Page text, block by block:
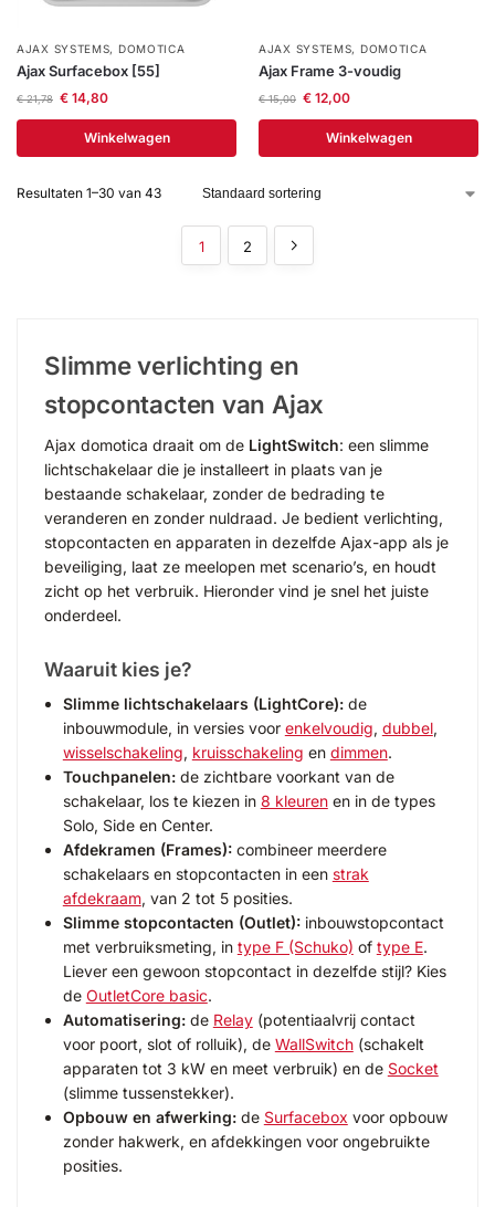
AJAX SYSTEMS, DOMOTICA
Ajax Surfacebox [55]
€21,78 €14,80
Winkelwagen
AJAX SYSTEMS, DOMOTICA
Ajax Frame 3-voudig
€15,00 €12,00
Winkelwagen
Resultaten 1–30 van 43
1 2
Slimme verlichting en
stopcontacten van Ajax
Ajax domotica draait om de LightSwitch: een slimme
lichtschakelaar die je installeert in plaats van je
bestaande schakelaar, zonder de bedrading te
veranderen en zonder nuldraad. Je bedient verlichting,
stopcontacten en apparaten in dezelfde Ajax-app als je
beveiliging, laat ze meelopen met scenario’s, en houdt
zicht op het verbruik. Hieronder vind je snel het juiste
onderdeel.
Waaruit kies je?
Slimme lichtschakelaars (LightCore):de
inbouwmodule, in versies voor enkelvoudig, dubbel,
wisselschakeling, kruisschakeling en dimmen.
Touchpanelen:de zichtbare voorkant van de
schakelaar, los te kiezen in 8 kleurenen in de types
Solo, Side en Center.
Afdekramen (Frames):combineer meerdere
schakelaars en stopcontacten in een strak
afdekraam, van 2 tot 5 posities.
Slimme stopcontacten (Outlet):inbouwstopcontact
met verbruiksmeting, in type F (Schuko) of type E.
Liever een gewoon stopcontact in dezelfde stijl? Kies
de OutletCore basic.
Automatisering:de Relay(potentiaalvrij contact
voor poort, slot of rolluik), de WallSwitch(schakelt
apparaten tot 3 kW en meet verbruik) en de Socket
(slimme tussenstekker).
Opbouw en afwerking:de Surfacebox voor opbouw
zonder hakwerk, en afdekkingen voor ongebruikte
posities.